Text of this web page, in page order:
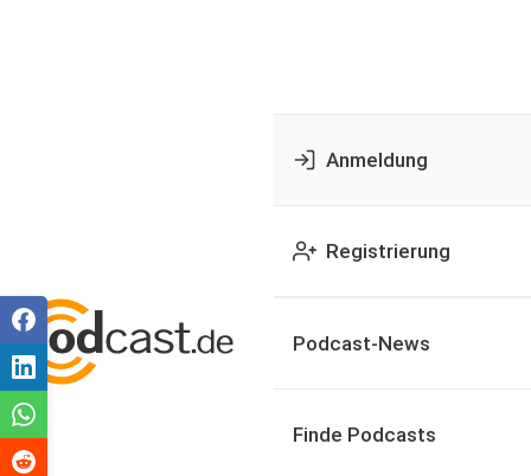
Anmeldung
Registrierung
Podcast-News
Finde Podcasts